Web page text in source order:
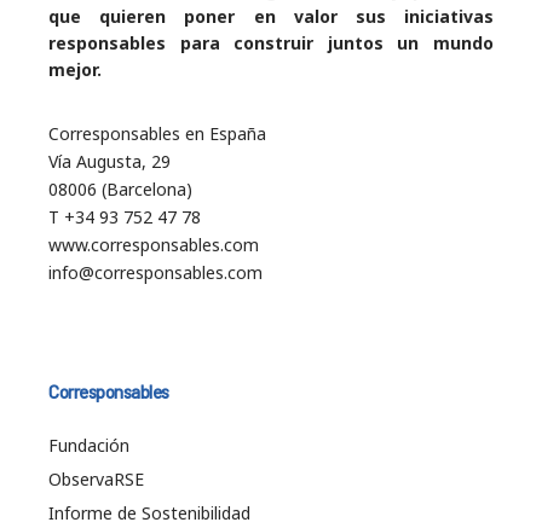
que quieren poner en valor sus iniciativas
responsables para construir juntos un mundo
mejor.
Corresponsables en España
Vía Augusta, 29
08006 (Barcelona)
T +34 93 752 47 78
www.corresponsables.com
info@corresponsables.com
Corresponsables
Fundación
ObservaRSE
Informe de Sostenibilidad